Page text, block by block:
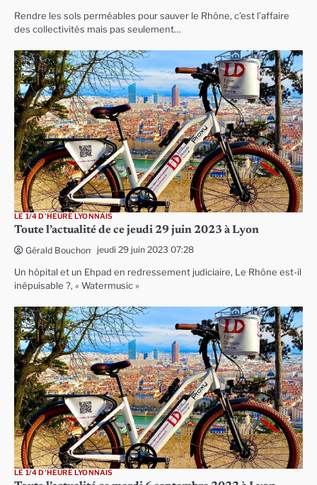
Rendre les sols perméables pour sauver le Rhône, c’est l’affaire
des collectivités mais pas seulement…
LE 1/4 D'HEURE LYONNAIS
Toute l’actualité de ce jeudi 29 juin 2023 à Lyon
Gérald Bouchon jeudi 29 juin 2023 07:28
Un hôpital et un Ehpad en redressement judiciaire, Le Rhône est-il
inépuisable ?, « Watermusic »
LE 1/4 D'HEURE LYONNAIS